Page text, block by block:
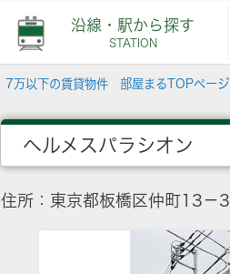
沿線・駅から探す
STATION
7万以下の賃貸物件 部屋まるTOPページ
ヘルメスパラシオン
住所：東京都板橋区仲町13－3